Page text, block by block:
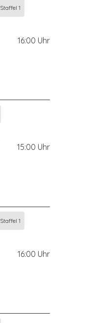
1
16:00 Uhr
15:00 Uhr
1
16:00 Uhr